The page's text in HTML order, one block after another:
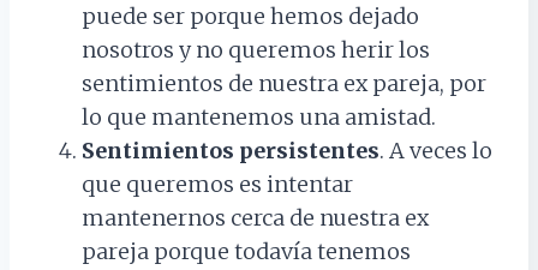
puede ser porque hemos dejado
nosotros y no queremos herir los
sentimientos de nuestra ex pareja, por
lo que mantenemos una amistad.
Sentimientos persistentes. A veces lo
que queremos es intentar
mantenernos cerca de nuestra ex
pareja porque todavía tenemos